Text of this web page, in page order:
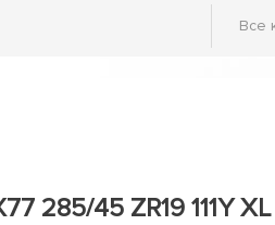
285/45 ZR19 111Y XL